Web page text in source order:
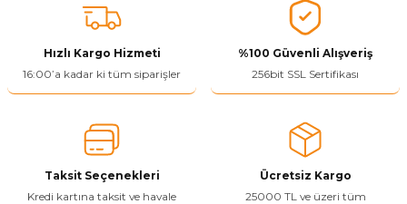
tarafımıza iletebilirsiniz.
Görüş ve önerileriniz için teşekkür ederiz.
Ürün resmi kalitesiz, bozuk veya görüntülenemiyor.
Ürün bilgilerinde hatalar bulunuyor.
Ürün fiyatı diğer sitelerden daha pahalı.
Bu ürüne benzer farklı alternatifler olmalı.
Hızlı Kargo Hizmeti
16:00’a kadar ki tüm siparişler
%100 Güvenli Alışveriş
256bit SSL Sertifikası
Taksit Seçenekleri
Kredi kartına taksit ve havale
Ücretsiz Kargo
25000 TL ve üzeri tüm